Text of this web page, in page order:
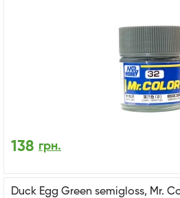
138 грн.
Duck Egg Green semigloss, Mr.